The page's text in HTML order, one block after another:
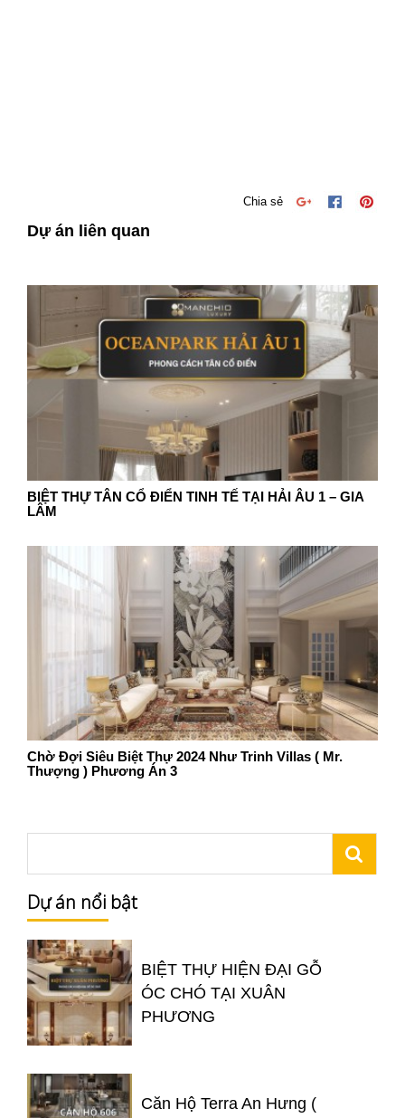
Chia sẻ
Dự án liên quan
BIỆT THỰ TÂN CỔ ĐIỂN TINH TẾ TẠI HẢI ÂU 1 – GIA
LÂM
Chờ Đợi Siêu Biệt Thự 2024 Như Trinh Villas ( Mr.
Thượng ) Phương Án 3
Dự án nổi bật
BIỆT THỰ HIỆN ĐẠI GỖ
ÓC CHÓ TẠI XUÂN
PHƯƠNG
Căn Hộ Terra An Hưng (